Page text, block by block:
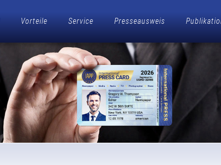
Vorteile Service Presseausweis